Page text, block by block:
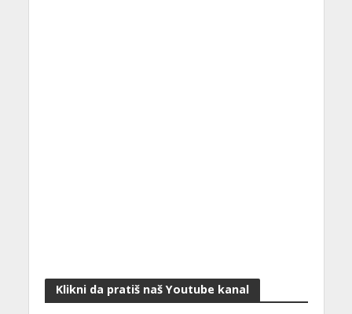
Klikni da pratiš naš Youtube kanal